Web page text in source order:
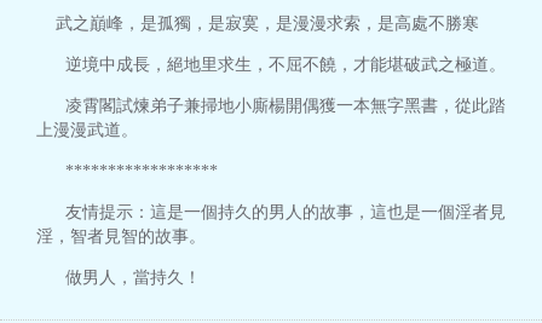
武之巔峰，是孤獨，是寂寞，是漫漫求索，是高處不勝寒
逆境中成長，絕地里求生，不屈不饒，才能堪破武之極道。
凌霄閣試煉弟子兼掃地小廝楊開偶獲一本無字黑書，從此踏
上漫漫武道。
******************
友情提示：這是一個持久的男人的故事，這也是一個淫者見
淫，智者見智的故事。
做男人，當持久！